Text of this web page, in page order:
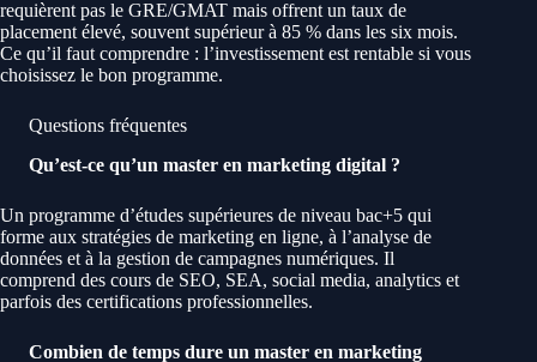
requièrent pas le GRE/GMAT mais offrent un taux de
placement élevé, souvent supérieur à 85 % dans les six mois.
Ce qu’il faut comprendre : l’investissement est rentable si vous
choisissez le bon programme.
Questions fréquentes
Qu’est-ce qu’un master en marketing digital ?
Un programme d’études supérieures de niveau bac+5 qui
forme aux stratégies de marketing en ligne, à l’analyse de
données et à la gestion de campagnes numériques. Il
comprend des cours de SEO, SEA, social media, analytics et
parfois des certifications professionnelles.
Combien de temps dure un master en marketing